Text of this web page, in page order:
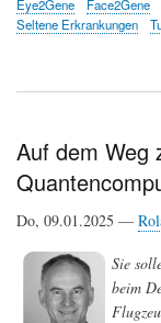
Eye2Gene
Face2Gene
Seltene Erkrankungen
Auf dem Weg
Do, 09.01.2025 —
Sie
beim